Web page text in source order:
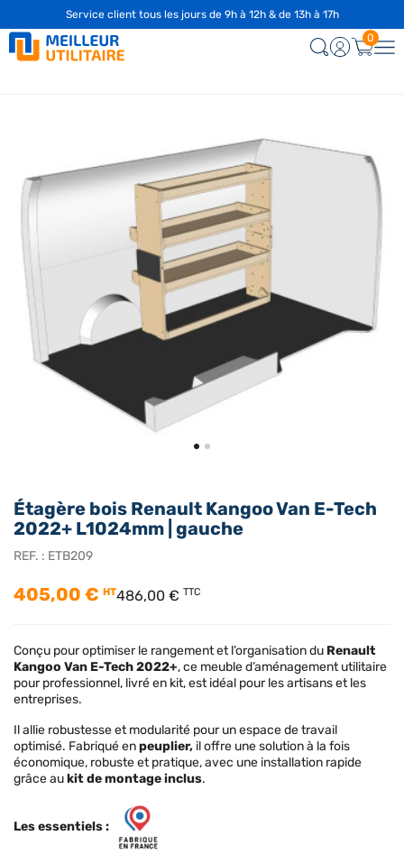
Étagère bois Renault Kangoo Van E-Tech
2022+ L1024mm | gauche
REF. : ETB209
405,00 € HT486,00 € TTC
Conçu pour optimiser le rangement et l’organisation du Renault
Kangoo Van E-Tech 2022+, ce meuble d’aménagement utilitaire
pour professionnel, livré en kit, est idéal pour les artisans et les
entreprises.
Il allie robustesse et modularité pour un espace de travail
optimisé. Fabriqué enpeuplier, il offre une solution à la fois
économique, robuste et pratique, avec une installation rapide
grâce aukit de montage inclus.
Les essentiels :
Service client tous les jours de 9h à 12h & de 13h à 17h
0